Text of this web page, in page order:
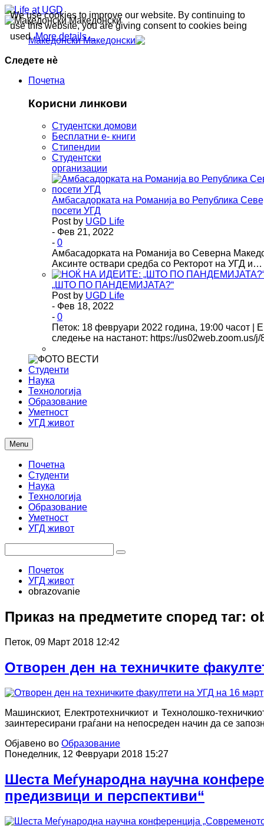
Македонски
Македонски
Следете нè
Почетна
Корисни линкови
Студентски домови
Бесплатни е- книги
Стипендии
Студентски
организации
Амбасадорката на Романија во Република
посети УГД
Post by UGD Life
- Фев 21, 2022
- 0
Амбасадорката на Романија во Северна
Аксинте оствари средба со Ректорот на УГД и…
„ШТО ПО ПАНДЕМИЈАТА?“
Post by UGD Life
- Фев 18, 2022
- 0
Петок: 18 февруари 2022 година, 19:00 часот |
следење на настанот: https://us02web.zoom.us/
Студенти
Наука
Технологија
Образование
Уметност
УГД живот
Menu
Почетна
Студенти
Наука
Технологија
Образование
Уметност
УГД живот
Почеток
УГД живот
obrazovanie
Приказ на предметите според таг:
Петок, 09 Март 2018 12:42
Отворен ден на техничките
Машинскиот, Електротехничкиот и Технолошко-
заинтересирани граѓани на непосреден начин да се
Објавено во Образование
Понеделник, 12 Февруари 2018 15:27
Шеста Меѓународна научна
предизвици и перспективи“
We use cookies to improve our website. By continuing to
use this website, you are giving consent to cookies being
used.More details…